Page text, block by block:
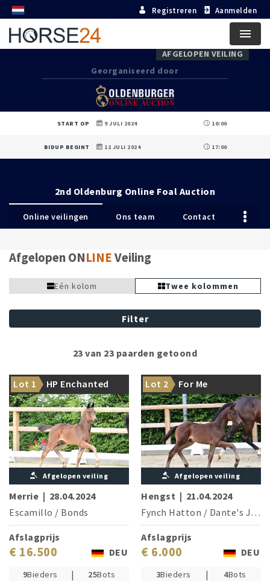
Registreren Aanmelden
Menu
AFGELOPEN VEILING
Georganiseerd door
START OP 9 JULI 2024 10:00
BIDUP BEGINT 12 JULI 2024 17:00
2nd Oldenburg Online Foal Auction
Online veilingen Ons team Contact
Afgelopen ONLINEVeiling
Eén kolom Twee kolommen
Filter
23 van 23 paarden getoond
Lot 1 HP Enchanted
Something very special to
start with: Out of Fasine OLD!
Afgelopen veiling
Merrie | 28.04.2024
Escamillo / Bonds
Afslagprijs
€ 16.500 DEU
9Bieders | 25Bots
Lot 2 For Me
The Intermediaire I winning
Davi G is the dam's brother
Afgelopen veiling
Hengst | 21.04.2024
Fynch Hatton / Dante's Junior
Afslagprijs
€ 6.000 DEU
3Bieders | 4Bots